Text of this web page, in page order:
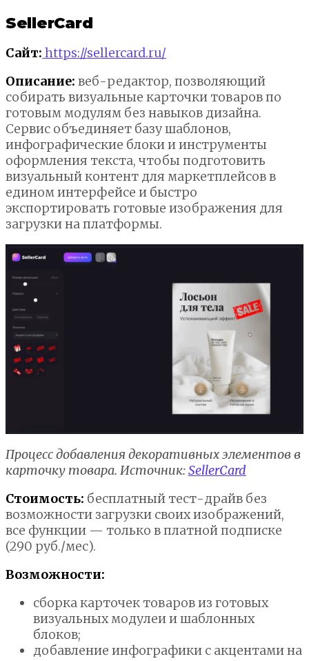
SellerCard
Сайт: https://sellercard.ru/
Описание: веб-редактор, позволяющий
собирать визуальные карточки товаров по
готовым модулям без навыков дизайна.
Сервис объединяет базу шаблонов,
инфографические блоки и инструменты
оформления текста, чтобы подготовить
визуальный контент для маркетплейсов в
едином интерфейсе и быстро
экспортировать готовые изображения для
загрузки на платформы.
Процесс добавления декоративных элементов в
карточку товара. Источник:SellerCard
Стоимость: бесплатный тест-драйв без
возможности загрузки своих изображений,
все функции — только в платной подписке
(290 руб./мес).
Возможности:
сборка карточек товаров из готовых
визуальных модулеи и шаблонных
блоков;
добавление инфографики с акцентами на